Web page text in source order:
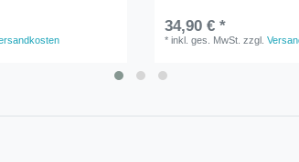
34,90 € *
*inkl. ges. MwSt. zzgl.